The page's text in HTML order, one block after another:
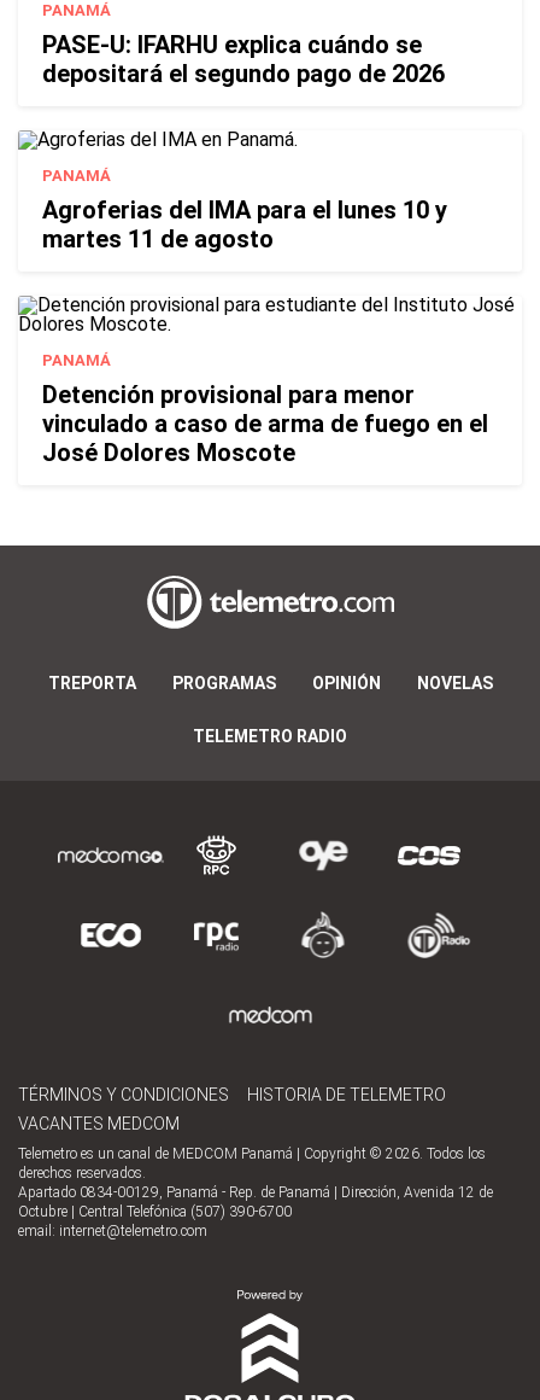
PANAMÁ
PASE-U: IFARHU explica cuándo se
depositará el segundo pago de 2026
PANAMÁ
Agroferias del IMA para el lunes 10 y
martes 11 de agosto
PANAMÁ
Detención provisional para menor
vinculado a caso de arma de fuego en el
José Dolores Moscote
TREPORTA PROGRAMAS OPINIÓN NOVELAS
TELEMETRO RADIO
TÉRMINOS Y CONDICIONES
HISTORIA DE TELEMETRO
VACANTES MEDCOM
Telemetro es un canal de MEDCOM Panamá | Copyright © 2026. Todos los
derechos reservados.
Apartado 0834-00129, Panamá - Rep. de Panamá | Dirección, Avenida 12 de
Octubre | Central Telefónica (507) 390-6700
email: internet@telemetro.com